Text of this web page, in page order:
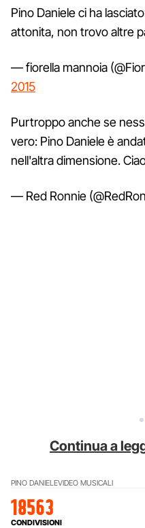
Pino Daniele ci ha
attonita, non trovo altre
— fiorella mannoia
2015
Purtroppo anche se
vero: Pino Daniele è
nell'altra dimensione.
— Red Ronnie
Continua a
PINO DANIELEVIDEO MUSICALI
18563
CONDIVISIONI